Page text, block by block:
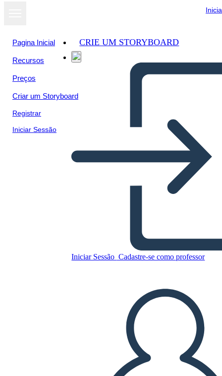
Pagina Inicial
Recursos
Preços
Criar um Storyboard
Registrar
Iniciar Sessão
CRIE UM STORYBOARD
Iniciar Sessão Cadastre-se como professorומתנגדי
Copie este storyboard
CRIAR UM STORYBOARD
REPRODUZIR APRESENTAÇÃO DE SLIDES
LEIA PRA MIM